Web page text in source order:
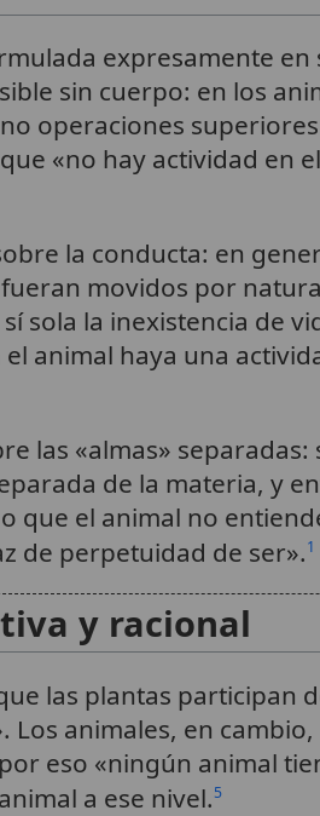
expresamente en
sin cuerpo: en los
operaciones
«no hay actividad en
la conducta: en
movidos por
sola la inexistencia de
animal haya una
las «almas» separadas:
de la materia, y
que el animal no
de perpetuidad de ser».1
y racional
las plantas participan
animales, en
eso «ningún animal
a ese nivel.5